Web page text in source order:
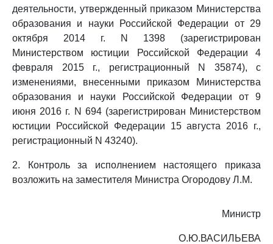
деятельности, утвержденный приказом Министерства
образования и науки Российской Федерации от 29
октября 2014 г. N 1398 (зарегистрирован
Министерством юстиции Российской Федерации 4
февраля 2015 г., регистрационный N 35874), с
изменениями, внесенными приказом Министерства
образования и науки Российской Федерации от 9
июня 2016 г. N 694 (зарегистрирован Министерством
юстиции Российской Федерации 15 августа 2016 г.,
регистрационный N 43240).
2. Контроль за исполнением настоящего приказа
возложить на заместителя Министра Огородову Л.М.
Министр
О.Ю.ВАСИЛЬЕВА